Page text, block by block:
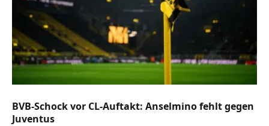
BVB-Schock vor CL-Auftakt: Anselmino fehlt gegen
Juventus